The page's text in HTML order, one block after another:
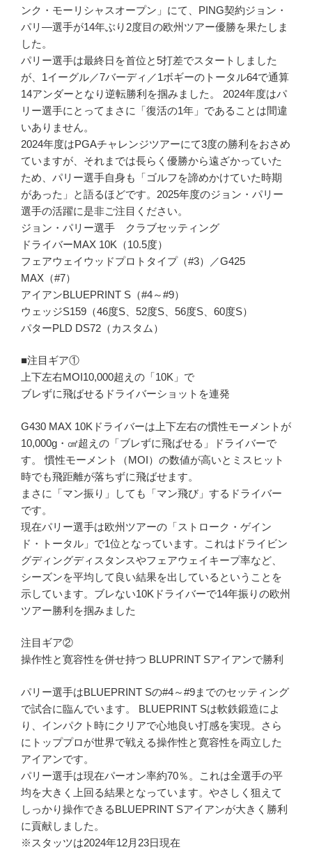
ンク・モーリシャスオープン」にて、PING契約ジョン・
パリ―選手が14年ぶり2度目の欧州ツアー優勝を果たしま
した。
パリー選手は最終日を首位と5打差でスタートしました
が、1イーグル／7バーディ／1ボギーのトータル64で通算
14アンダーとなり逆転勝利を掴みました。 2024年度はパ
リー選手にとってまさに「復活の1年」であることは間違
いありません。
2024年度はPGAチャレンジツアーにて3度の勝利をおさめ
ていますが、それまでは長らく優勝から遠ざかっていた
ため、パリー選手自身も「ゴルフを諦めかけていた時期
があった」と語るほどです。2025年度のジョン・パリー
選手の活躍に是非ご注目ください。
ジョン・パリー選手 クラブセッティング
ドライバーMAX 10K（10.5度）
フェアウェイウッドプロトタイプ（#3）／G425
MAX（#7）
アイアンBLUEPRINT S（#4～#9）
ウェッジS159（46度S、52度S、56度S、60度S）
パターPLD DS72（カスタム）
■注目ギア①
上下左右MOI10,000超えの「10K」で
ブレずに飛ばせるドライバーショットを連発
G430 MAX 10Kドライバーは上下左右の慣性モーメントが
10,000g・㎠超えの「ブレずに飛ばせる」ドライバーで
す。 慣性モーメント（MOI）の数値が高いとミスヒット
時でも飛距離が落ちずに飛ばせます。
まさに「マン振り」しても「マン飛び」するドライバー
です。
現在パリー選手は欧州ツアーの「ストローク・ゲイン
ド・トータル」で1位となっています。これはドライビン
グディングディスタンスやフェアウェイキープ率など、
シーズンを平均して良い結果を出しているということを
示しています。ブレない10Kドライバーで14年振りの欧州
ツアー勝利を掴みました
注目ギア②
操作性と寛容性を併せ持つ BLUPRINT Sアイアンで勝利
パリー選手はBLUEPRINT Sの#4～#9までのセッティング
で試合に臨んでいます。 BLUEPRINT Sは軟鉄鍛造によ
り、インパクト時にクリアで心地良い打感を実現。さら
にトッププロが世界で戦える操作性と寛容性を両立した
アイアンです。
パリー選手は現在パーオン率約70％。これは全選手の平
均を大きく上回る結果となっています。やさしく狙えて
しっかり操作できるBLUEPRINT Sアイアンが大きく勝利
に貢献しました。
※スタッツは2024年12月23日現在